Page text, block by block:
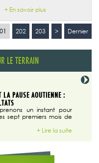
+ En savoir plus
202 203 > Dernier
LE TERRAIN
PAUSE AOUTIENNE :
un instant pour
sept premiers mois de
+ Lire la suite
29/07/